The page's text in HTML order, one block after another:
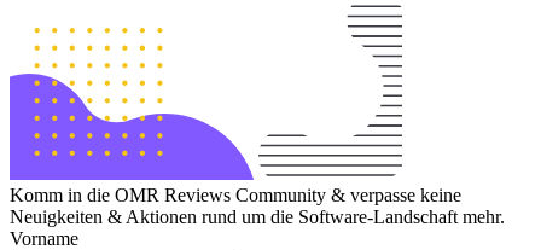
Komm in die OMR Reviews Community & verpasse keine
Neuigkeiten & Aktionen rund um die Software-Landschaft mehr.
Vorname